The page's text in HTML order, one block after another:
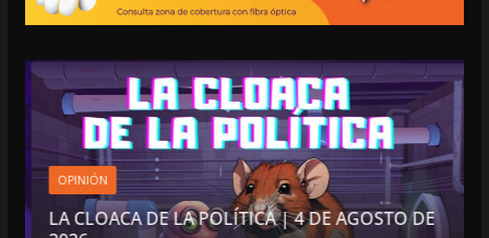
OPINIÓN
LA CLOACA DE LA POLÍTICA | 4 DE AGOSTO DE